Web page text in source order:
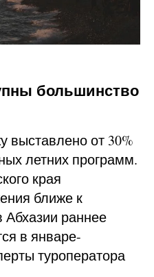
большинство
выставлено от 30%
летних программ.
края
ближе к
Абхазии раннее
в январе-
туроператора